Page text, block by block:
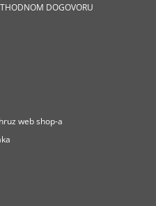
DOGOVORU
web shop-a